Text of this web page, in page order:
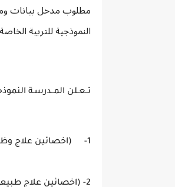
مطلوب مدخل بيانات
النموذجية للتربية
تــعـلن المــدرسـة
1-	(اخصائين علاج وظيفي - ذكور واناث) : على ان يكون حاصل على درجة البكالوريوس في علاج الوظيفي.